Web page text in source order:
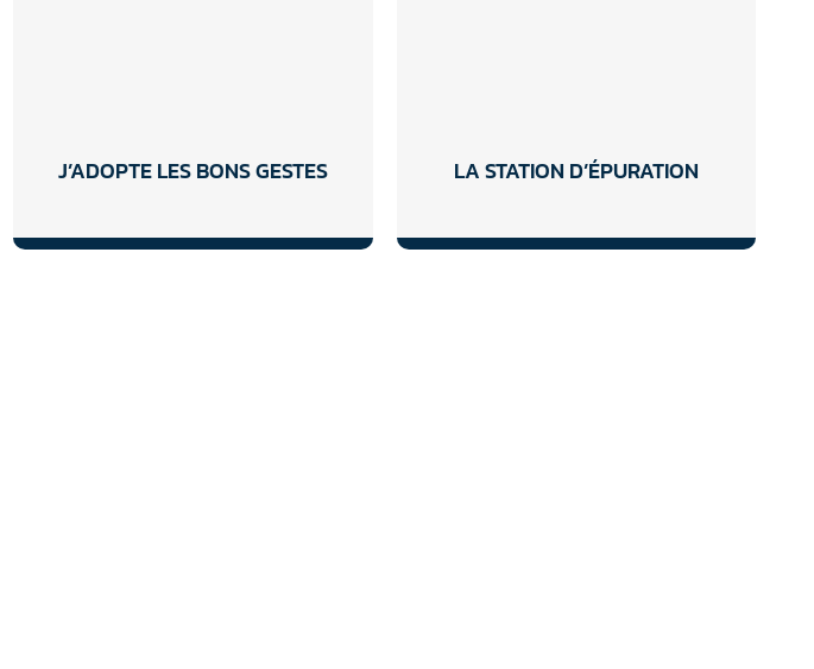
J’ADOPTE LES BONS GESTES LA STATION D’ÉPURATION